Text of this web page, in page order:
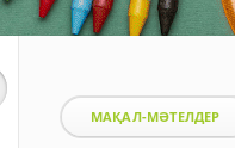
МАҚАЛ-МӘТЕЛДЕР